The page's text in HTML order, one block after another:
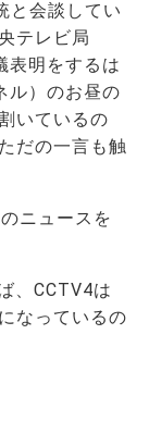
と会談してい
テレビ局
表明をするは
ル）のお昼の
いているの
だの一言も触
ニュースを
、CCTV4は
なっているの